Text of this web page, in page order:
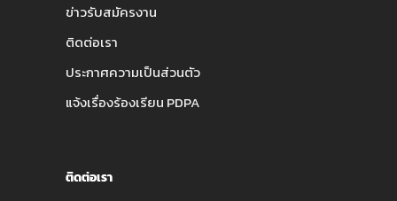
ข่าวรับสมัครงาน
ติดต่อเรา
ประกาศความเป็นส่วนตัว
แจ้งเรื่องร้องเรียน PDPA
ติดต่อเรา